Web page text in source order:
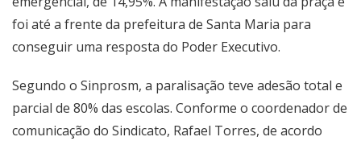
foi até a frente da prefeitura de Santa Maria para
conseguir uma resposta do Poder Executivo.
Segundo o Sinprosm, a paralisação teve adesão total e
parcial de 80% das escolas. Conforme o coordenador de
comunicação do Sindicato, Rafael Torres, de acordo